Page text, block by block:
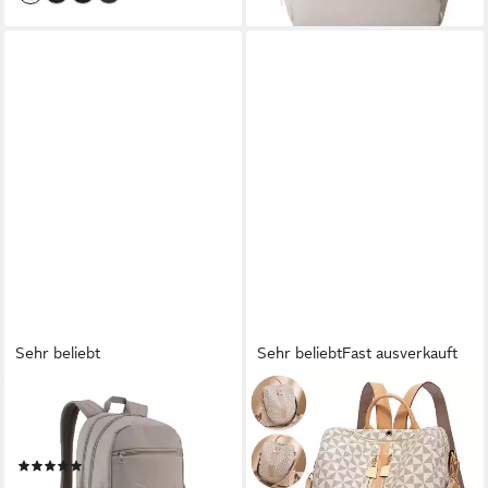
Sehr beliebt
Freizeitrucksack PUMA Buzz
28 l Rucksack Erwachsene
(124)
Sehr beliebtFast ausverkauft
REDOM
Rucksack Handtasche
Freizeitrucksack
Umhängetasche (32x32x14